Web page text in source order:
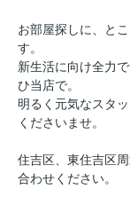
お部屋探しに、と
す。
新生活に向け全力
ひ当店で。
明るく元気なスタ
くださいませ。
住吉区、東住吉区
合わせください。